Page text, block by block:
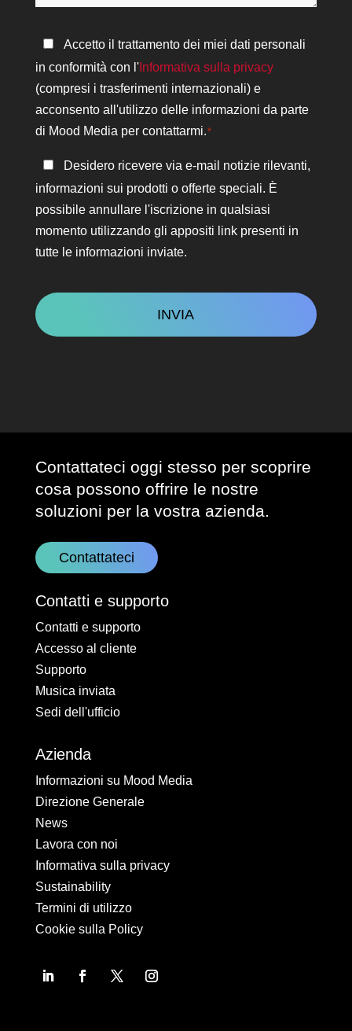
Informativa
sulla
privacy
*
Accetto il trattamento dei miei dati personali
in conformità con l'Informativa sulla privacy
(compresi i trasferimenti internazionali) e
acconsento all'utilizzo delle informazioni da parte
di Mood Media per contattarmi.*
Rimanere
in
contatto
Desidero ricevere via e-mail notizie rilevanti,
informazioni sui prodotti o offerte speciali. È
possibile annullare l'iscrizione in qualsiasi
momento utilizzando gli appositi link presenti in
tutte le informazioni inviate.
Contattateci oggi stesso per scoprire
cosa possono offrire le nostre
soluzioni per la vostra azienda.
Contattateci
Contatti e supporto
Contatti e supporto
Accesso al cliente
Supporto
Musica inviata
Sedi dell'ufficio
Azienda
Informazioni su Mood Media
Direzione Generale
News
Lavora con noi
Informativa sulla privacy
Sustainability
Termini di utilizzo
Cookie sulla Policy